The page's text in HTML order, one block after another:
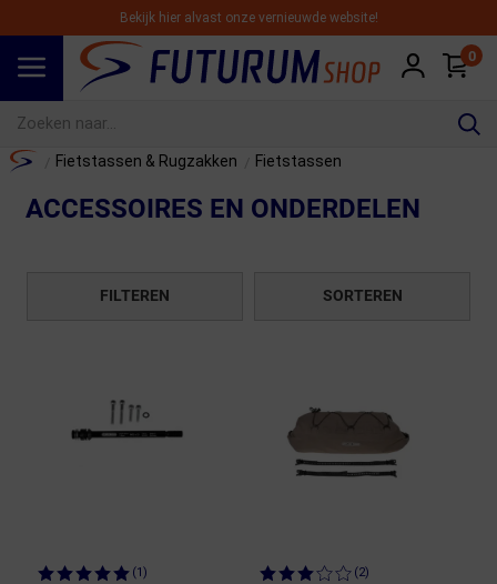
Bekijk hier alvast onze vernieuwde website!
0
Home Fietstassen & Rugzakken Fietstassen
ACCESSOIRES EN ONDERDELEN
FILTEREN SORTEREN
(1) (2)